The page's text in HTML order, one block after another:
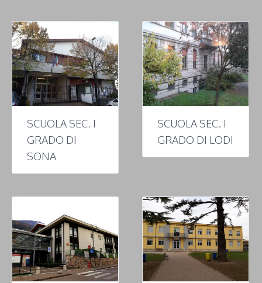
SCUOLA SEC. I
GRADO DI
SONA
SCUOLA SEC. I
GRADO DI LODI